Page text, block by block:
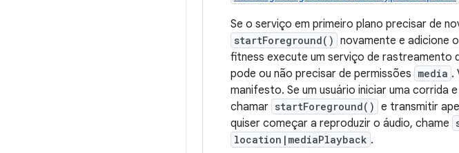
Se o serviço em primeiro plano precisar de
startForeground() novamente e adicione
fitness execute um serviço de rastreamento
pode ou não precisar de permissões media .
manifesto. Se um usuário iniciar uma corrida
chamar startForeground() e transmitir
quiser começar a reproduzir o áudio, chame
location|mediaPlayback .